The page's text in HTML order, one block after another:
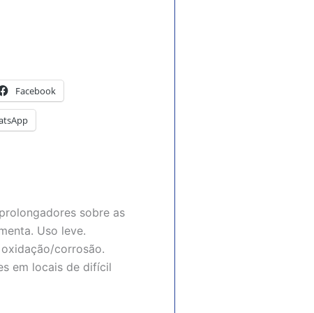
Facebook
sobre as
Uso leve.
corrosão.
em locais de difícil